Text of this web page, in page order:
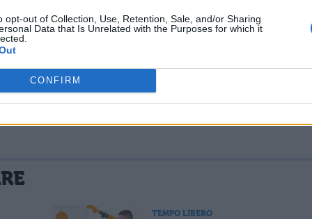
opt-out of Collection, Use, Retention, Sale, and/or Sharing
Data that Is Unrelated with the Purposes for which it
CONFIRM
cookie salvi i tuoi dati (nome, email) per il prossimo commento.
TEMPO LIBERO